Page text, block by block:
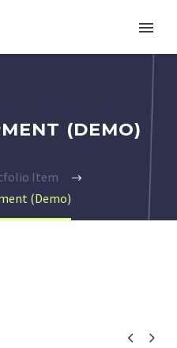
(DEMO)
Item
(Demo)
 